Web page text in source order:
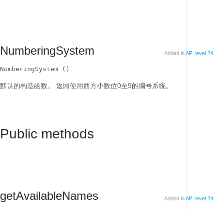
NumberingSystem Added inAPI level 24
NumberingSystem ()
默认的构造函数。 返回使用西方小数位0至9的编号系统。
Public methods
getAvailableNames Added inAPI level 24